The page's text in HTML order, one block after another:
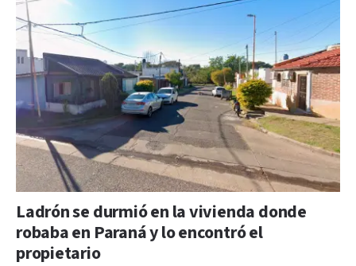
Ladrón se durmió en la vivienda donde
robaba en Paraná y lo encontró el
propietario